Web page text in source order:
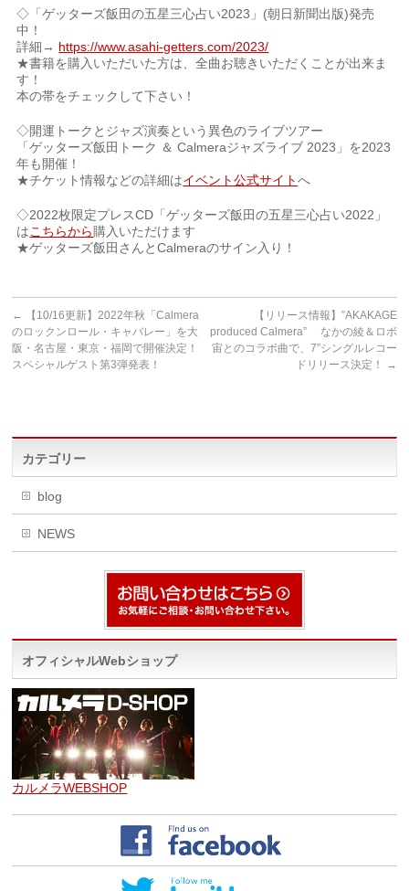
◇「ゲッターズ飯田の五星三心占い2023」(朝日新聞出版)発売
中！
詳細→ https://www.asahi-getters.com/2023/
★書籍を購入いただいた方は、全曲お聴きいただくことが出来ま
す！
本の帯をチェックして下さい！
◇開運トークとジャズ演奏という異色のライブツアー
「ゲッターズ飯田トーク ＆ Calmeraジャズライブ 2023」を2023
年も開催！
★チケット情報などの詳細はイベント公式サイトへ
◇2022枚限定プレスCD「ゲッターズ飯田の五星三心占い2022」
はこちらから購入いただけます
★ゲッターズ飯田さんとCalmeraのサイン入り！
←
【10/16更新】2022年秋「Calmera
のロックンロール・キャバレー」を大
阪・名古屋・東京・福岡で開催決定！
スペシャルゲスト第3弾発表！
【リリース情報】”AKAKAGE
produced Calmera” なかの綾＆ロボ
宙とのコラボ曲で、7”シングルレコー
ドリリース決定！
→
カテゴリー
blog
NEWS
オフィシャルWebショップ
カルメラWEBSHOP